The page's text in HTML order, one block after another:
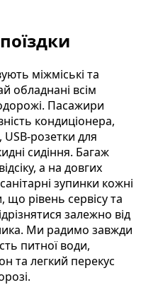
міжміські та
обладнані всім
Пасажири
кондиціонера,
USB-розетки для
сидіння. Багаж
а на довгих
зупинки кожні
що рівень сервісу та
залежно від
Ми радимо завжди
питної води,
та легкий перекус